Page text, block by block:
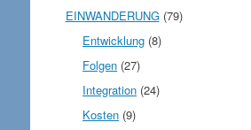
EINWANDERUNG(79)
Entwicklung (8)
Folgen (27)
Integration (24)
Kosten (9)